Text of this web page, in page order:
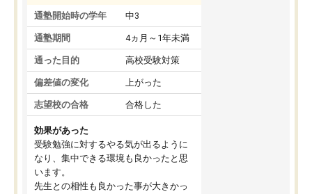
通塾開始時の学年 中3
通塾期間 4ヵ月～1年未満
通った目的 高校受験対策
偏差値の変化 上がった
志望校の合格 合格した
効果があった
受験勉強に対するやる気が出るように
なり、集中できる環境も良かったと思
います。
先生との相性も良かった事が大きかっ